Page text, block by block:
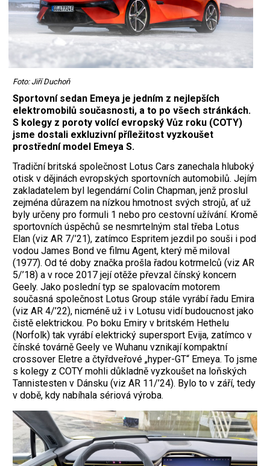
Foto: Jiří Duchoň
Sportovní sedan Emeya je jedním z nejlepších
elektromobilů současnosti, a to po všech stránkách.
S kolegy z poroty volící evropský Vůz roku (COTY)
jsme dostali exkluzivní příležitost vyzkoušet
prostřední model Emeya S.
Tradiční britská společnost Lotus Cars zanechala hluboký
otisk v dějinách evropských sportovních automobilů. Jejím
zakladatelem byl legendární Colin Chapman, jenž proslul
zejména důrazem na nízkou hmotnost svých strojů, ať už
byly určeny pro formuli 1 nebo pro cestovní užívání. Kromě
sportovních úspěchů se nesmrtelným stal třeba Lotus
Elan (viz AR 7/’21), zatímco Espritem jezdil po souši i pod
vodou James Bond ve filmu Agent, který mě miloval
(1977). Od té doby značka prošla řadou kotrmelců (viz AR
5/’18) a v roce 2017 její otěže převzal čínský koncern
Geely. Jako poslední typ se spalovacím motorem
současná společnost Lotus Group stále vyrábí řadu Emira
(viz AR 4/’22), nicméně už i v Lotusu vidí budoucnost jako
čistě elektrickou. Po boku Emiry v britském Hethelu
(Norfolk) tak vyrábí elektrický supersport Evija, zatímco v
čínské továrně Geely ve Wuhanu vznikají kompaktní
crossover Eletre a čtyřdveřové „hyper-GT“ Emeya. To jsme
s kolegy z COTY mohli důkladně vyzkoušet na loňských
Tannistesten v Dánsku (viz AR 11/’24). Bylo to v září, tedy
v době, kdy nabíhala sériová výroba.